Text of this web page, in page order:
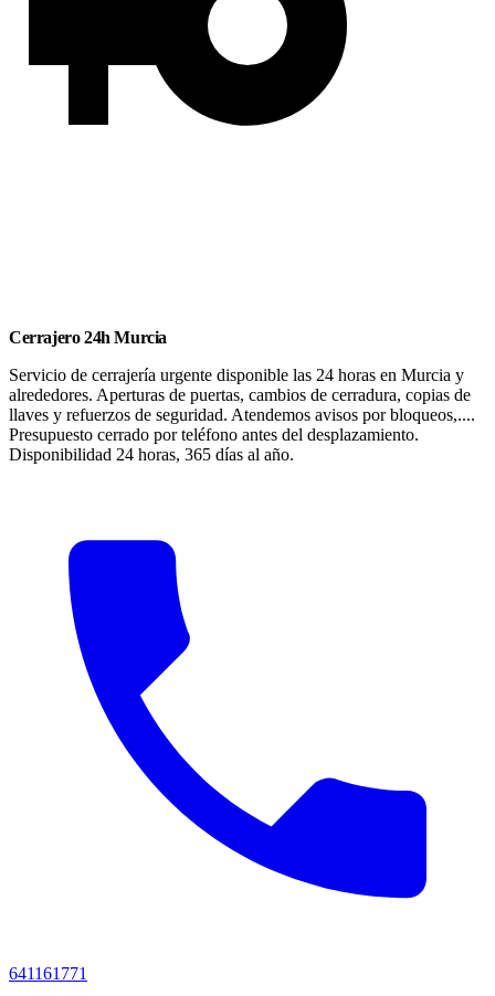
Cerrajero 24h Murcia
Servicio de cerrajería urgente disponible las 24 horas en Murcia y
alrededores. Aperturas de puertas, cambios de cerradura, copias de
llaves y refuerzos de seguridad. Atendemos avisos por bloqueos,....
Presupuesto cerrado por teléfono antes del desplazamiento.
Disponibilidad 24 horas, 365 días al año.
641161771‬‬